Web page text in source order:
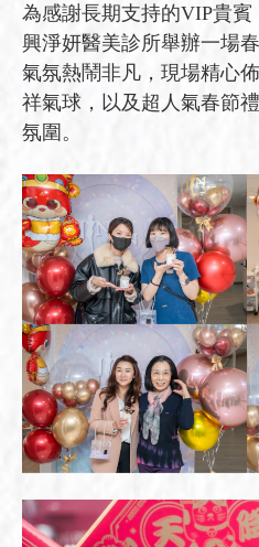
為感謝長期支持的VIP貴
興淨妍醫美診所舉辦一場
氣氛熱鬧非凡，現場精心
祥氣球，以及超人氣春節
氛圍。